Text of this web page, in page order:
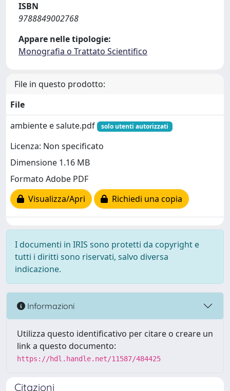
ISBN
9788849002768
Appare nelle tipologie:
Monografia o Trattato Scientifico
File in questo prodotto:
File
ambiente e salute.pdf
solo utenti autorizzati
Licenza: Non specificato
Dimensione 1.16 MB
Formato Adobe PDF
Visualizza/Apri
Richiedi una copia
I documenti in IRIS sono protetti da copyright e
tutti i diritti sono riservati, salvo diversa
indicazione.
Informazioni
Utilizza questo identificativo per citare o creare un
link a questo documento:
https://hdl.handle.net/11587/484425
Citazioni